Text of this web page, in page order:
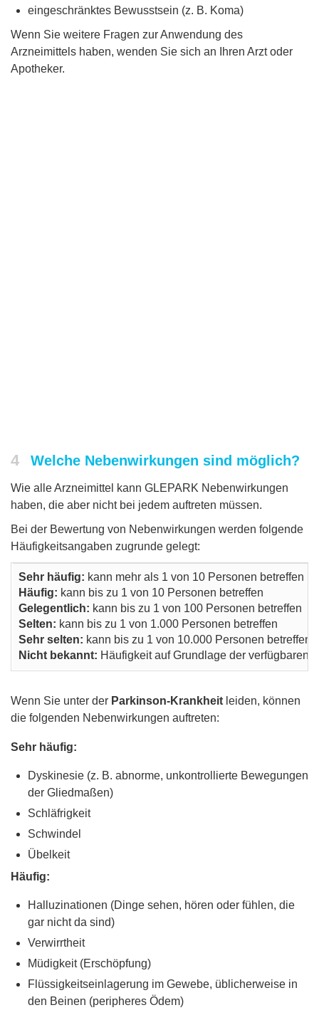
eingeschränktes Bewusstsein (z. B. Koma)
Wenn Sie weitere Fragen zur Anwendung des
Arzneimittels haben, wenden Sie sich an Ihren Arzt oder
Apotheker.
4 Welche Nebenwirkungen sind möglich?
Wie alle Arzneimittel kann GLEPARK Nebenwirkungen
haben, die aber nicht bei jedem auftreten müssen.
Bei der Bewertung von Nebenwirkungen werden folgende
Häufigkeitsangaben zugrunde gelegt:
Sehr häufig: kann mehr als 1 von 10 Personen betreffen
Häufig: kann bis zu 1 von 10 Personen betreffen
Gelegentlich: kann bis zu 1 von 100 Personen betreffen
Selten: kann bis zu 1 von 1.000 Personen betreffen
Sehr selten: kann bis zu 1 von 10.000 Personen betreffen
Nicht bekannt: Häufigkeit auf Grundlage der verfügbaren
Wenn Sie unter der Parkinson-Krankheit leiden, können
die folgenden Nebenwirkungen auftreten:
Sehr häufig:
Dyskinesie (z. B. abnorme, unkontrollierte Bewegungen
der Gliedmaßen)
Schläfrigkeit
Schwindel
Übelkeit
Häufig:
Halluzinationen (Dinge sehen, hören oder fühlen, die
gar nicht da sind)
Verwirrtheit
Müdigkeit (Erschöpfung)
Flüssigkeitseinlagerung im Gewebe, üblicherweise in
den Beinen (peripheres Ödem)